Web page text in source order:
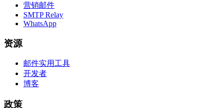
营销邮件
SMTP Relay
WhatsApp
资源
邮件实用工具
开发者
博客
政策